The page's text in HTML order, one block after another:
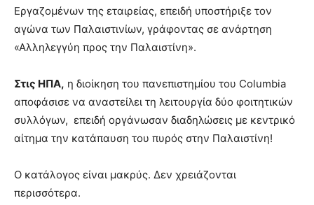
Εργαζομένων της εταιρείας, επειδή υποστήριξε τον
αγώνα των Παλαιστινίων, γράφοντας σε ανάρτηση
«Αλληλεγγύη προς την Παλαιστίνη».
Στις ΗΠΑ, η διοίκηση του πανεπιστημίου του Columbia
αποφάσισε να αναστείλει τη λειτουργία δύο φοιτητικών
συλλόγων, επειδή οργάνωσαν διαδηλώσεις με κεντρικό
αίτημα την κατάπαυση του πυρός στην Παλαιστίνη!
Ο κατάλογος είναι μακρύς. Δεν χρειάζονται
περισσότερα.